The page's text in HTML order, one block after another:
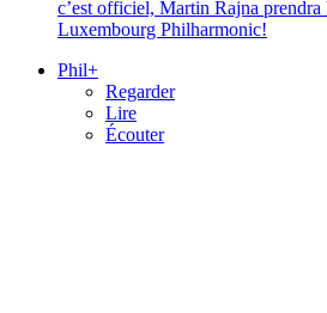
c’est officiel, Martin Rajna prendra
Luxembourg Philharmonic!
Phil+
Regarder
Lire
Écouter